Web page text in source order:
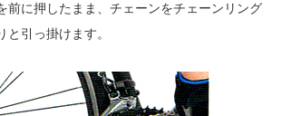
前に押したまま、チェーンをチェーンリング
引っ掛けます。